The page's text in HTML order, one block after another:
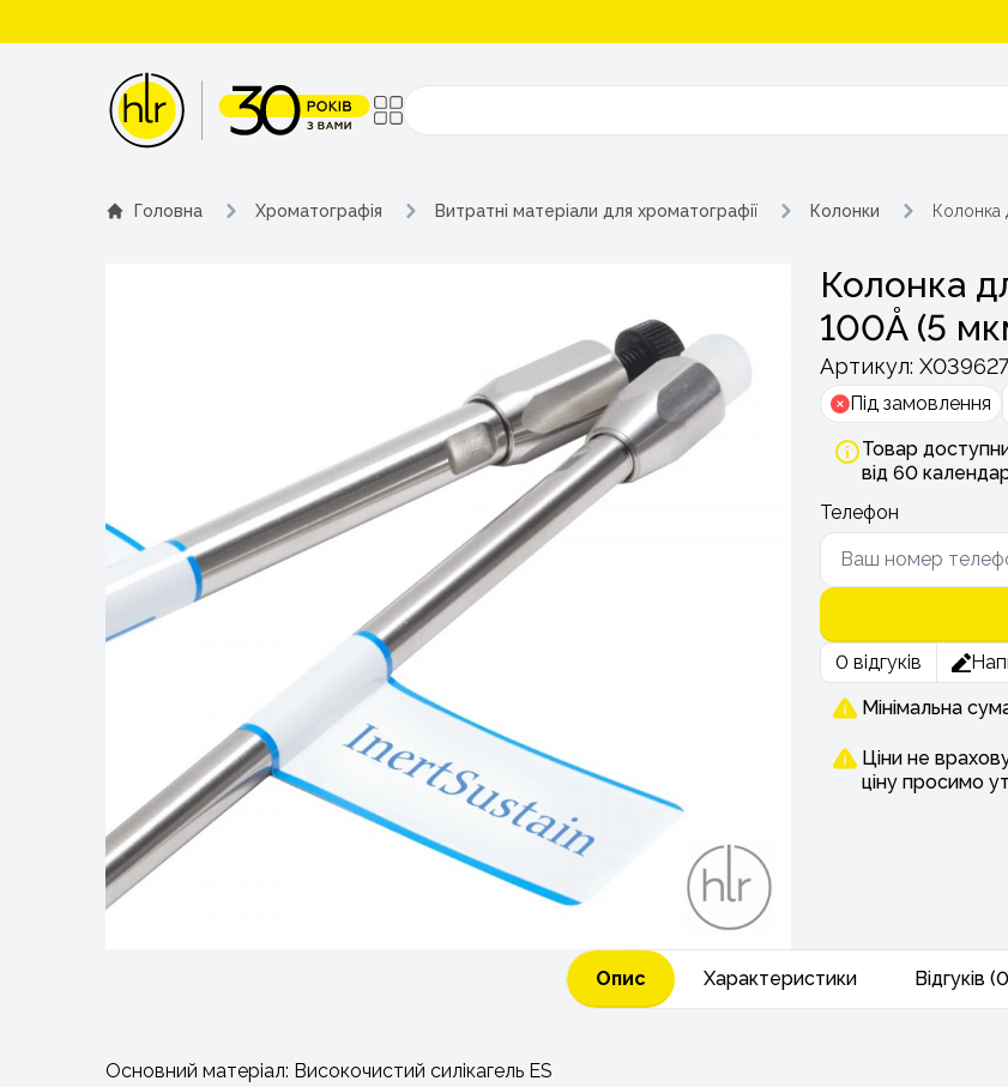
Поиск
Головна Хроматографія Витратні матеріали для хроматографії Колонки Колонка
Колонка
100Å (5
Артикул:
Під замовлення
Товар
від 60
Телефон
0 відгуків
Мінімальна
Ціни не
ціну просимо
Опис Характеристики Відгуків
Основний матеріал: Високочистий силікагель ES